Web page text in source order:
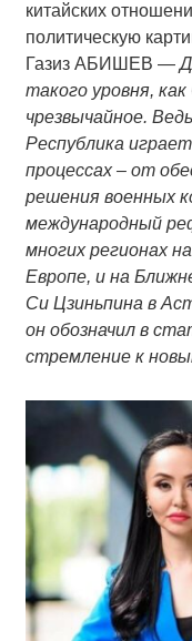
китайских
политическую
Газиз АБИШЕВ —
такого уровня,
чрезвычайное.
Республика
процессах – от
решения военных
международный
многих регионах
Европе, и на
Си Цзиньпина в
он обозначил в
стремление к